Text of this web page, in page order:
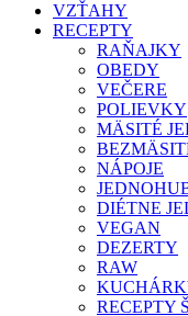
VZŤAHY
RECEPTY
RAŇAJKY
OBEDY
VEČERE
POLIEVKY
MÄSITÉ
NÁPOJE
DIÉTNE
VEGAN
DEZERTY
RAW
RECEPTY